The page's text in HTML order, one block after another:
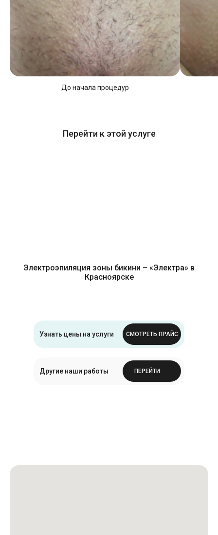
До начала процедур
Перейти к этой услуге
Электроэпиляция зоны бикини – «Электра» в
Красноярске
Узнать цены на услуги СМОТРЕТЬ ПРАЙС
Другие наши работы ПЕРЕЙТИ